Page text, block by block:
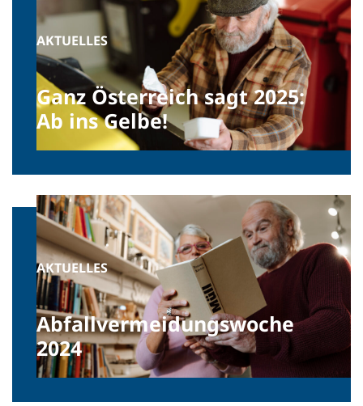
AKTUELLES
Ganz Österreich sagt 2025:
Ab ins Gelbe!
AKTUELLES
Abfallvermeidungswoche
2024